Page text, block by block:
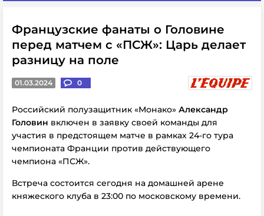
Французские фанаты о Головине
перед матчем с «ПСЖ»: Царь делает
разницу на поле
01.03.2024 0
Российский полузащитник «Монако» Александр
Головин включен в заявку своей команды для
участия в предстоящем матче в рамках 24-го тура
чемпионата Франции против действующего
чемпиона «ПСЖ».
Встреча состоится сегодня на домашней арене
княжеского клуба в 23:00 по московскому времени.